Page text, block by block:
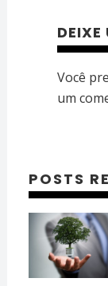
Você
um
POSTS